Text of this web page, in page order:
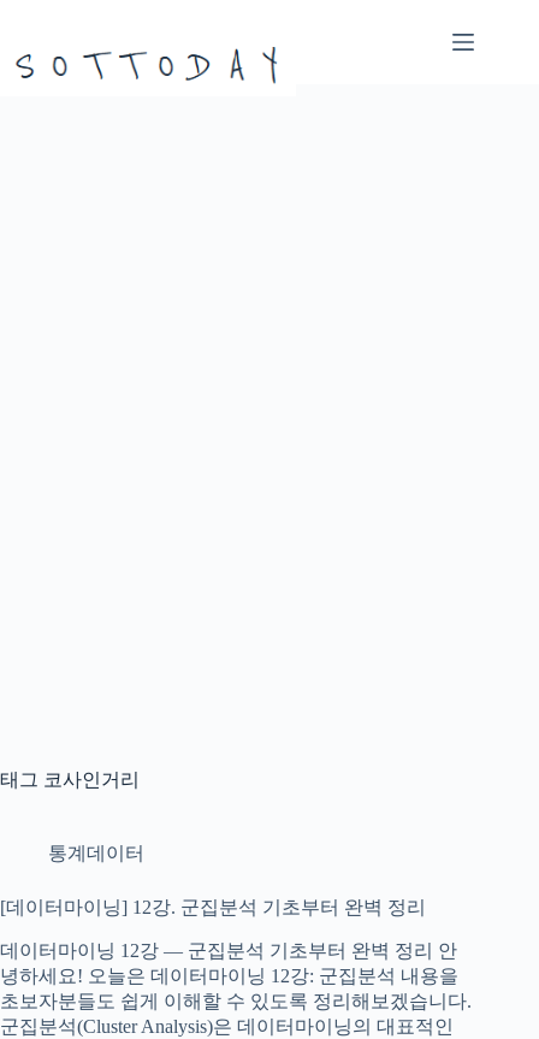
으
태그 코사인거리
통계데이터
[데이터마이닝] 12강. 군집분석 기초부터 완벽 정리
데이터마이닝 12강 — 군집분석 기초부터 완벽 정리 안
녕하세요! 오늘은 데이터마이닝 12강: 군집분석 내용을
초보자분들도 쉽게 이해할 수 있도록 정리해보겠습니다.
군집분석(Cluster Analysis)은 데이터마이닝의 대표적인